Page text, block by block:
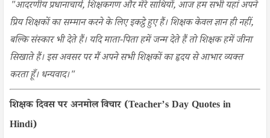
"आदरणीय प्रधानाचार्य, शिक्षकगण और मेरे साथियों, आज हम सभी यहां अपने
प्रिय शिक्षकों का सम्मान करने के लिए इकट्ठे हुए हैं। शिक्षक केवल ज्ञान ही नहीं,
बल्कि संस्कार भी देते हैं। यदि माता-पिता हमें जन्म देते हैं तो शिक्षक हमें जीना
सिखाते हैं। इस अवसर पर मैं अपने सभी शिक्षकों का हृदय से आभार व्यक्त
करता हूँ। धन्यवाद।"
शिक्षक दिवस पर अनमोल विचार (Teacher’s Day Quotes in
Hindi)